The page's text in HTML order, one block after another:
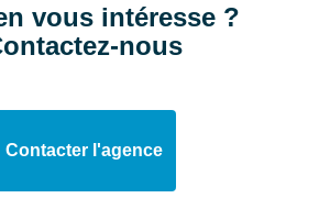
vous intéresse ?
nous
Contacter l'agence